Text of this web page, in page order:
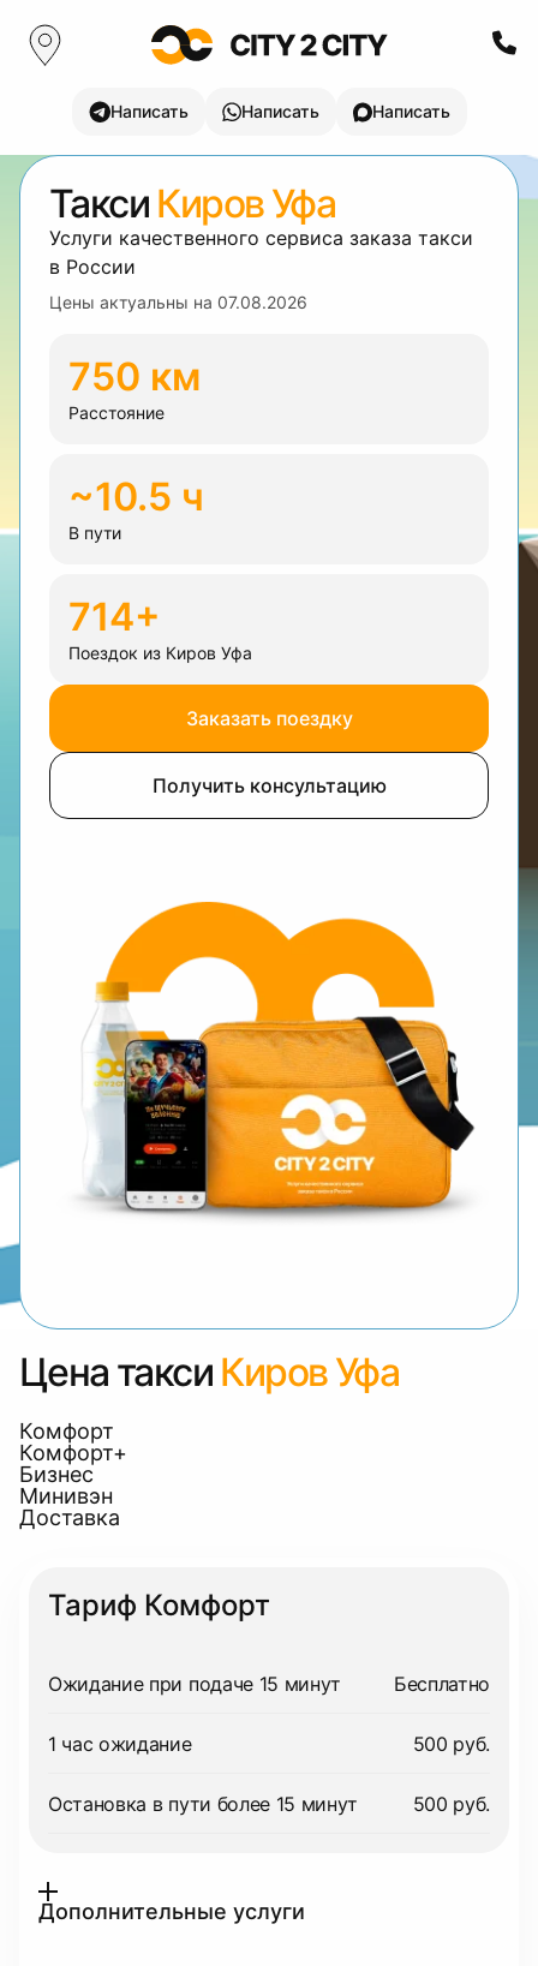
Написать Написать Написать
Такси Киров Уфа
Услуги качественного сервиса заказа такси
в России
Цены актуальны на 07.08.2026
750 км
Расстояние
~10.5 ч
В пути
714+
Поездок из Киров Уфа
Заказать поездку
Получить консультацию
Цена такси Киров Уфа
Комфорт
Комфорт+
Бизнес
Минивэн
Доставка
Тариф Комфорт
Ожидание при подаче 15 минут Бесплатно
1 час ожидание 500 руб.
Остановка в пути более 15 минут 500 руб.
Дополнительные услуги